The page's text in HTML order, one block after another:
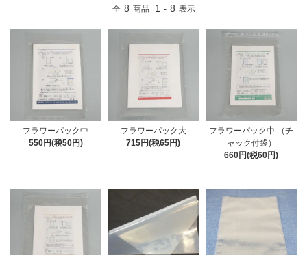
全 8 商品 1 - 8 表示
フラワーパック中
550円(税50円)
フラワーパック大
715円(税65円)
フラワーパック中 （チ
ャック付袋）
660円(税60円)